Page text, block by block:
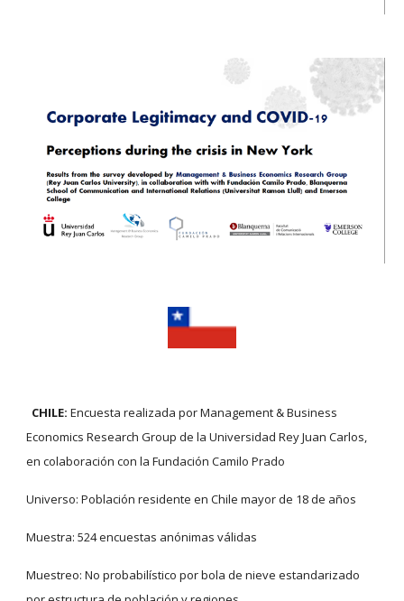
CHILE: Encuesta realizada por Management & Business
Economics Research Group de la Universidad Rey Juan Carlos,
en colaboración con la Fundación Camilo Prado
Universo: Población residente en Chile mayor de 18 de años
Muestra: 524 encuestas anónimas válidas
Muestreo: No probabilístico por bola de nieve estandarizado